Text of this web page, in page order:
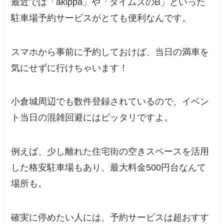
駐車場予約サービスがとても便利なんです。
スマホから事前に予約しておけば、当日の満車を
気にせずに行けちゃいます！
小倉城周辺でも数件登録されているので、イベン
ト当日の混雑回避にはピッタリですよ。
例えば、少し離れた住宅街の空きスペースを活用
した格安駐車場もあり、最大料金500円台なんて
場所も。
確実に停めたい人には、予約サービスは超おすす